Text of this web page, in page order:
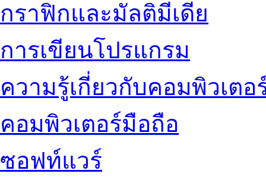
กราฟิกและมัลติมีเดีย
การเขียนโปรแกรม
ความรู้เกี่ยวกับคอมพิวเตอ
คอมพิวเตอร์มือถือ
ซอฟท์แวร์